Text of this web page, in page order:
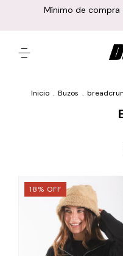
Mínimo de
Inicio . Buzos .
18% OFF